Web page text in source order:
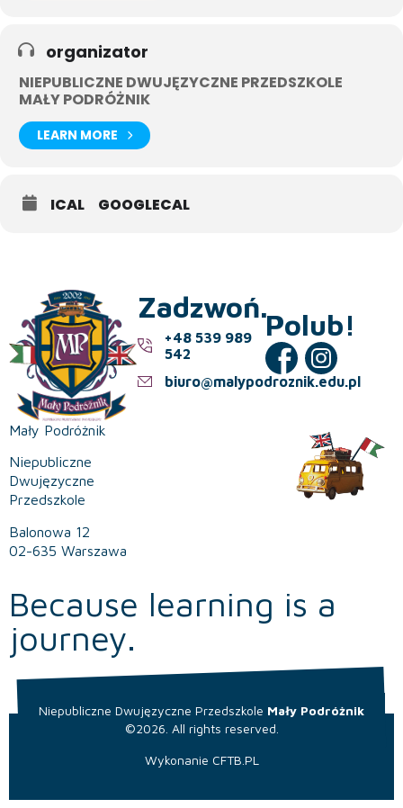
organizator
NIEPUBLICZNE DWUJĘZYCZNE PRZEDSZKOLE
MAŁY PODRÓŻNIK
LEARN MORE
ICAL GOOGLECAL
Mały Podróżnik
Niepubliczne
Dwujęzyczne
Przedszkole
Balonowa 12
02-635 Warszawa
Zadzwoń.
+48 539 989
542
biuro@malypodroznik.edu.pl
Polub!
Because learning is a
journey.
Niepubliczne Dwujęzyczne Przedszkole Mały Podróżnik
©2026. All rights reserved.
Wykonanie CFTB.PL